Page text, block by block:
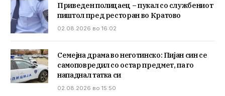
Приведен полицаец – пукал со службениот
пиштол пред ресторан во Кратово
02.08.2026 во 16:02
Семејна драма во неготинско: Пијан син се
самоповредил со остар предмет, па го
нападнал татка си
02.08.2026 во 15:50